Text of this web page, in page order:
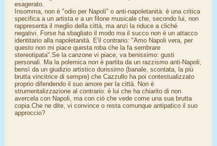
esagerato.
Insomma, non è "odio per Napoli" o anti-napoletanità: è una critica
specifica a un artista e a un filone musicale che, secondo lui, non
rappresenta il meglio della città, ma anzi la riduce a cliché
negativi. Forse ha sbagliato il modo ma il succo non è un attacco
identitario alla napoletanità. E'il contrario: "Amo Napoli vera, per
questo non mi piace questa roba che la fa sembrare
stereotipata".Se la canzone vi piace, va benissimo: gusti
personali. Ma la polemica non è partita da un razzismo anti-Napoli,
bensì da un giudizio artistico durissimo (banale, scontata, la più
brutta vincitrice di sempre) che Cazzullo ha poi contestualizzato
proprio difendendo il suo amore per la città. Non è
strumentalizzazione al contrario: è lui che ha chiarito di non
avercela con Napoli, ma con ciò che vede come una sua brutta
copia.Che ne dite, vi convince o resta comunque antipatico il suo
approccio?